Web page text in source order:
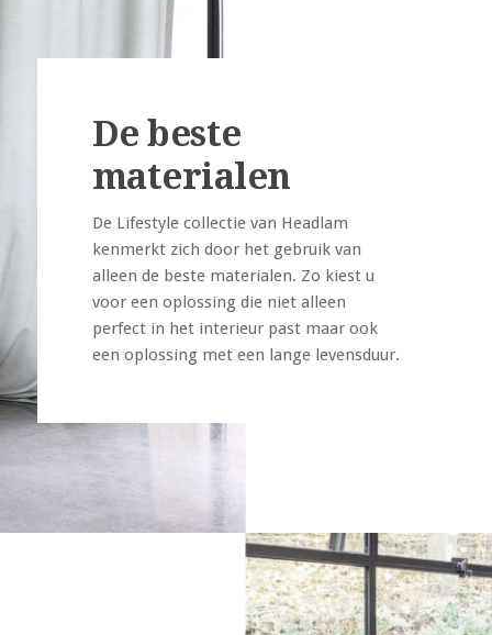
De beste
materialen
De Lifestyle collectie van Headlam
kenmerkt zich door het gebruik van
alleen de beste materialen. Zo kiest u
voor een oplossing die niet alleen
perfect in het interieur past maar ook
een oplossing met een lange levensduur.